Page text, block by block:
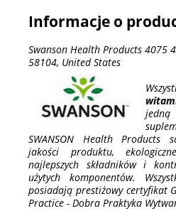
Informacje o
Swanson Health Products 4075
58104, United States
SWANSON Health Products
jakości produktu,
najlepszych składników i
użytych komponentów.
posiadają prestiżowy certyfikat
Practice - Dobra Praktyka